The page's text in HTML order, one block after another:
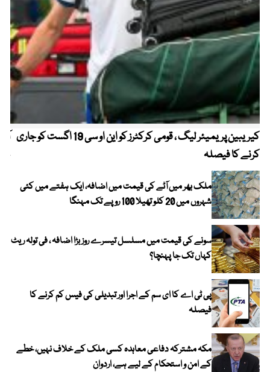
کیریبین پریمیئر لیگ ، قومی کرکٹرز کو این او سی 19 اگست کو جاری
کرنے کا فیصلہ
ملک بھر میں آٹے کی قیمت میں اضافہ، ایک ہفتے میں کئی
شہروں میں 20 کلو تھیلا 100 روپے تک مہنگا
سونے کی قیمت میں مسلسل تیسرے روز بڑا اضافہ ، فی تولہ ریٹ
کہاں تک جا پہنچا؟
پی ٹی اے کا ای سم کے اجرا اور تبدیلی کی فیس کم کرنے کا
فیصلہ
مکہ مشترکہ دفاعی معاہدہ کسی ملک کے خلاف نہیں، خطے
کے امن و استحکام کے لیے ہے، اردوان